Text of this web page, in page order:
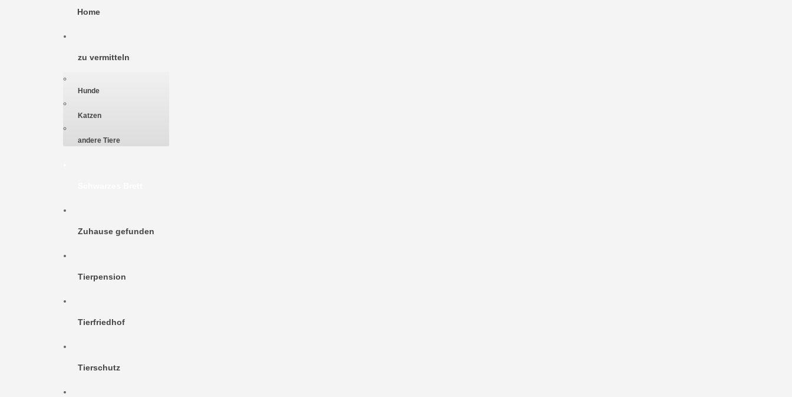
Home
zu vermitteln
Hunde
Katzen
andere Tiere
Zuhause gefunden
Tierpension
Tierfriedhof
Tierschutz